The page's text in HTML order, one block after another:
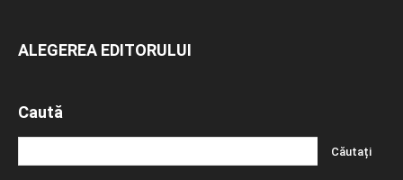
ALEGEREA EDITORULUI
Caută